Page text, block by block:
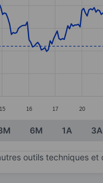
Data ranges
15 16 17 20
6M 1A 3A
outils techniques et